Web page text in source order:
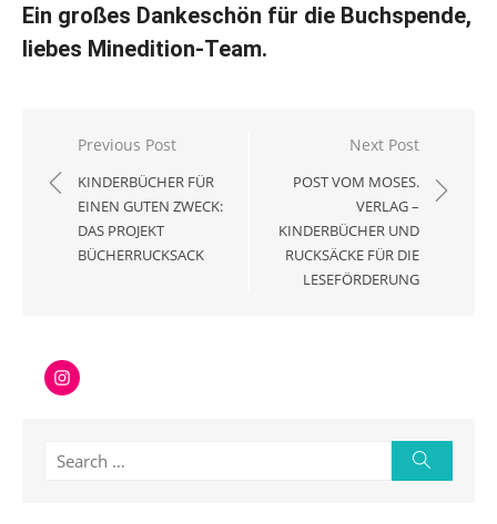
Ein großes Dankeschön für die Buchspende,
liebes Minedition-Team.
Beitragsnavigation
Previous Post
KINDERBÜCHER FÜR
EINEN GUTEN ZWECK:
DAS PROJEKT
BÜCHERRUCKSACK
Next Post
POST VOM MOSES.
VERLAG –
KINDERBÜCHER UND
RUCKSÄCKE FÜR DIE
LESEFÖRDERUNG
Instagram
Search